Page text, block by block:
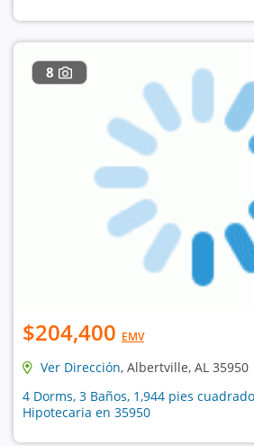
8
$204,400 EMV
Ver Dirección, Albertville, AL 35950
4 Dorms, 3 Baños, 1,944 pies
Hipotecaria en 35950